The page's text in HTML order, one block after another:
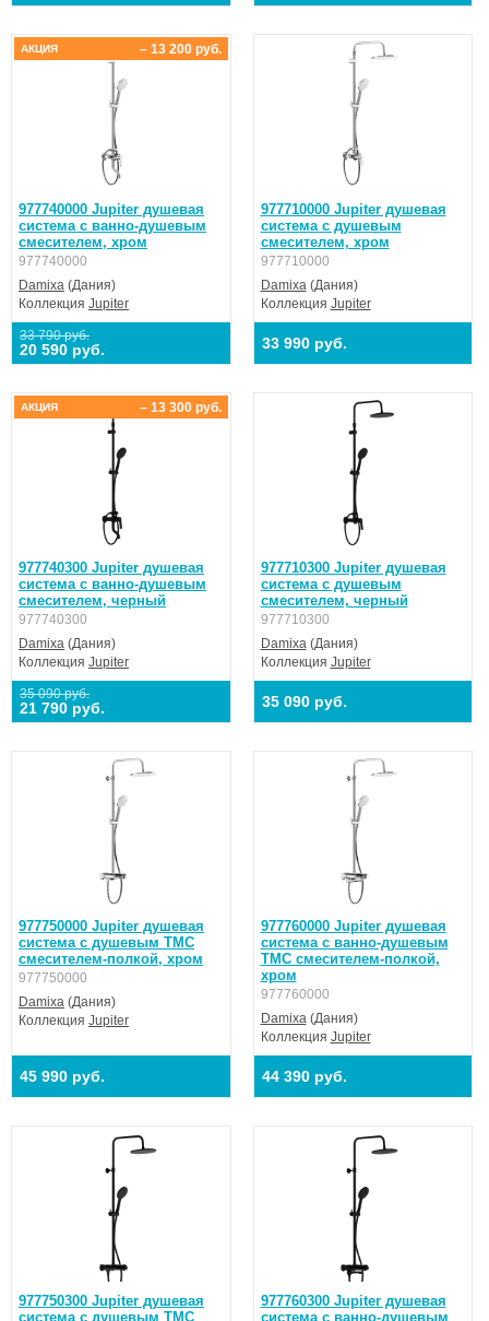
977740000 Jupiter душевая
система с ванно-душевым
смесителем, хром
977740000
Damixa (Дания)
Коллекция Jupiter
33 790 руб.
20 590 руб.
– 13 200 руб.
АКЦИЯ
977710000 Jupiter душевая
система с душевым
смесителем, хром
977710000
Damixa(Дания)
Коллекция Jupiter
33 990 руб.
977740300 Jupiter душевая
система с ванно-душевым
смесителем, черный
977740300
Damixa (Дания)
Коллекция Jupiter
35 090 руб.
21 790 руб.
– 13 300 руб.
АКЦИЯ
977710300 Jupiter душевая
система с душевым
смесителем, черный
977710300
Damixa(Дания)
Коллекция Jupiter
35 090 руб.
977750000 Jupiter душевая
система с душевым ТМС
смесителем-полкой, хром
977750000
Damixa (Дания)
Коллекция Jupiter
45 990 руб.
977760000 Jupiter душевая
система с ванно-душевым
ТМС смесителем-полкой,
хром
977760000
Damixa(Дания)
Коллекция Jupiter
44 390 руб.
977750300 Jupiter душевая
система с душевым ТМС
977760300 Jupiter душевая
система с ванно-душевым